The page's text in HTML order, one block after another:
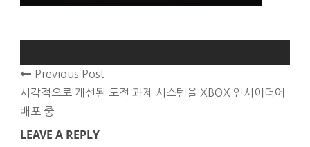
Previous Post
시각적으로 개선된 도전 과제 시스템을 XBOX 인사이더에
배포 중
LEAVE A REPLY